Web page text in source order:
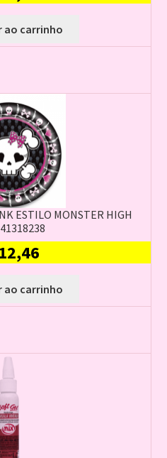
ao carrinho
ESTILO MONSTER HIGH
12,46
ao carrinho